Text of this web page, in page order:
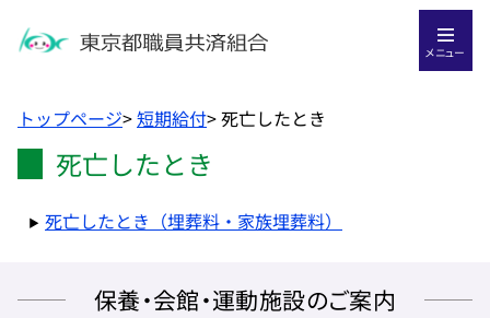
メニュー
トップページ>短期給付>死亡したとき
死亡したとき
死亡したとき（埋葬料・家族埋葬料）
保養・会館・運動施設のご案内